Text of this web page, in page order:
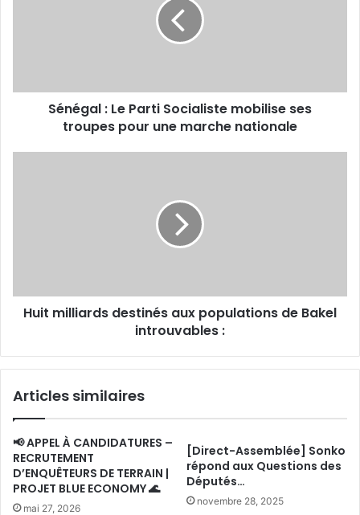
pour
Sénégal : Le Parti Socialiste mobilise ses
troupes pour une marche nationale
:
Huit milliards destinés aux populations de Bakel
introuvables :
Articles similaires
📢 APPEL À CANDIDATURES –
RECRUTEMENT
D’ENQUÊTEURS DE TERRAIN |
PROJET BLUE ECONOMY 🌊
mai 27, 2026
[Direct-Assemblée] Sonko
répond aux Questions des
Députés…
novembre 28, 2025